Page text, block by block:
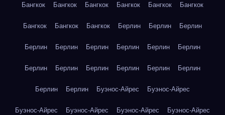
Бангкок Бангкок Бангкок Бангкок Бангкок Бангкок
Бангкок Бангкок Бангкок Берлин Берлин Берлин
Берлин Берлин Берлин Берлин Берлин Берлин
Берлин Берлин Берлин Берлин Берлин Берлин
Берлин Берлин Буэнос-Айрес Буэнос-Айрес
Буэнос-Айрес Буэнос-Айрес Буэнос-Айрес Буэнос-Айрес